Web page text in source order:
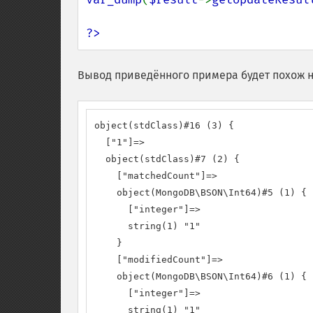
?>
Вывод приведённого примера будет похож
object(stdClass)#16 (3) {
  ["1"]=>
  object(stdClass)#7 (2) {
    ["matchedCount"]=>
    object(MongoDB\BSON\Int64)#5 (1) {
      ["integer"]=>
      string(1) "1"
    }
    ["modifiedCount"]=>
    object(MongoDB\BSON\Int64)#6 (1) {
      ["integer"]=>
      string(1) "1"